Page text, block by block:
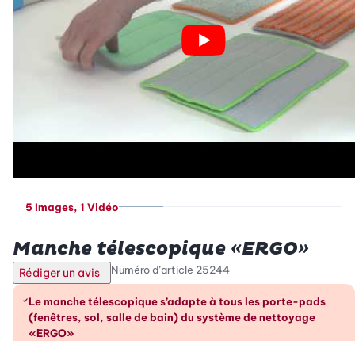
5 Images, 1 Vidéo
Manche télescopique «ERGO»
Rédiger un avis Numéro d’article 25244
Les avantages en un coup d’œil
Le manche télescopique s’adapte à tous les porte-pads
(fenêtres, sol, salle de bain) du système de nettoyage
«ERGO»